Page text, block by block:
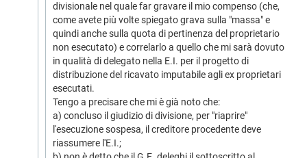
divisionale nel quale far gravare il mio compenso (che,
come avete più volte spiegato grava sulla "massa" e
quindi anche sulla quota di pertinenza del proprietario
non esecutato) e correlarlo a quello che mi sarà dovuto
in qualità di delegato nella E.I. per il progetto di
distribuzione del ricavato imputabile agli ex proprietari
esecutati.
Tengo a precisare che mi è già noto che:
a) concluso il giudizio di divisione, per "riaprire"
l'esecuzione sospesa, il creditore procedente deve
riassumere l'E.I.;